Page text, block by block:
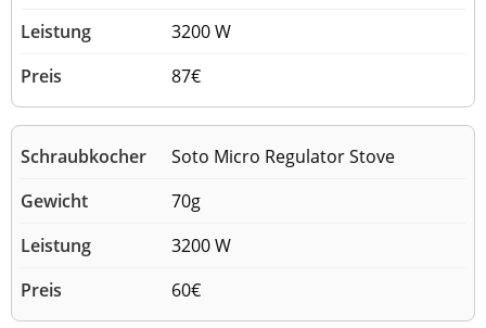
3200 W
87€
Soto Micro Regulator Stove
70g
3200 W
60€